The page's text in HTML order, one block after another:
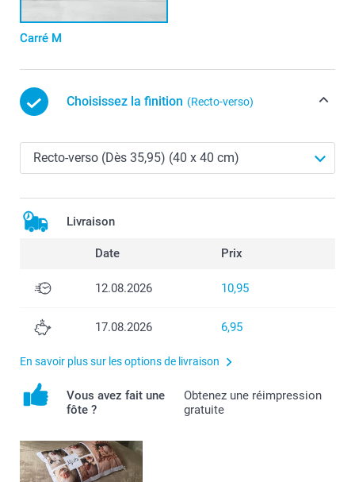
Carré M
Choisissez la finition (Recto-verso)
Livraison
Date Prix
12.08.2026 10,95
17.08.2026 6,95
En savoir plus sur les options de livraison
Vous avez fait une
fôte ?
Obtenez une réimpression
gratuite